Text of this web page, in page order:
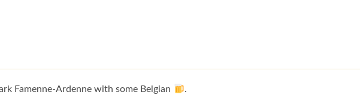
Famenne-Ardenne with some Belgian .